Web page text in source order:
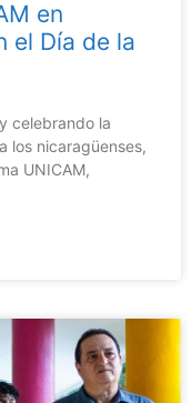
en
el Día de la
celebrando la
los nicaragüenses,
UNICAM,